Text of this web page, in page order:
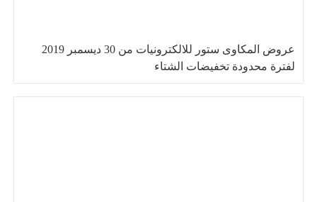
عروض المكاوى ستور للالكترونيات من 30 ديسمبر 2019
لفترة محدودة تخفيضات الشتاء